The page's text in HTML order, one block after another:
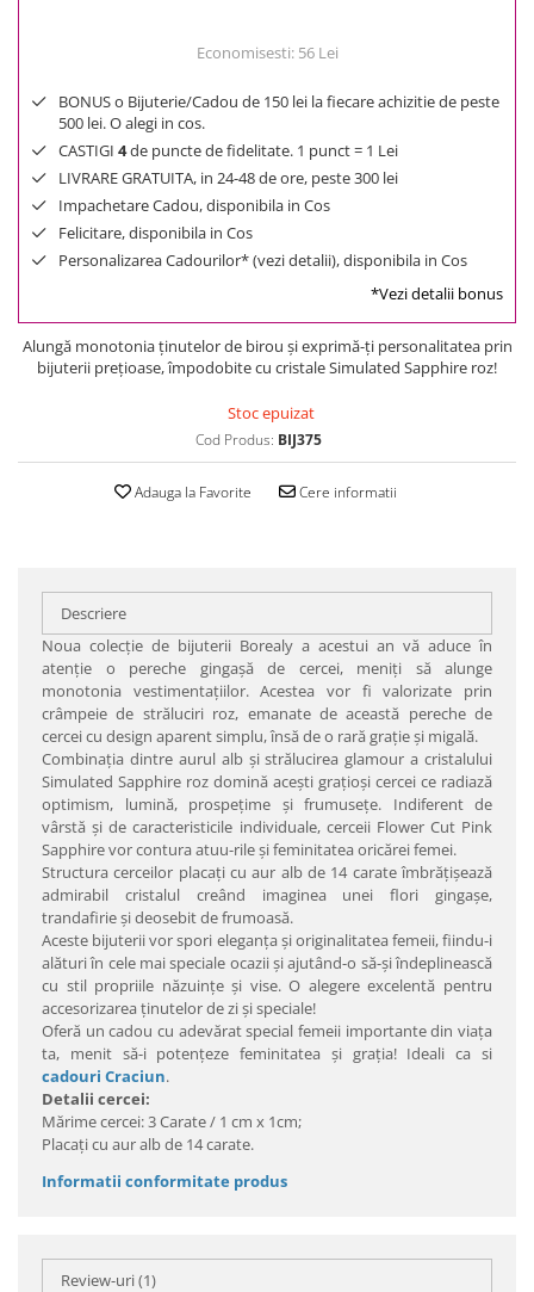
Economisesti: 56 Lei
BONUS o Bijuterie/Cadou de 150 lei la fiecare achizitie de peste
500 lei. O alegi in cos.
CASTIGI 4de puncte de fidelitate. 1 punct = 1 Lei
LIVRARE GRATUITA, in 24-48 de ore, peste 300 lei
Impachetare Cadou, disponibila in Cos
Felicitare, disponibila in Cos
Personalizarea Cadourilor* (vezi detalii), disponibila in Cos
*Vezi detalii bonus
Alungă monotonia ţinutelor de birou şi exprimă-ţi personalitatea prin
bijuterii preţioase, împodobite cu cristale Simulated Sapphire roz!
Stoc epuizat
Cod Produs: BIJ375
Adauga la Favorite Cere informatii
Descriere
Noua colecţie de bijuterii Borealy a acestui an vă aduce în
atenţie o pereche gingaşă de cercei, meniţi să alunge
monotonia vestimentaţiilor. Acestea vor fi valorizate prin
crâmpeie de străluciri roz, emanate de această pereche de
cercei cu design aparent simplu, însă de o rară graţie şi migală.
Combinaţia dintre aurul alb şi strălucirea glamour a cristalului
Simulated Sapphire roz domină aceşti graţioşi cercei ce radiază
optimism, lumină, prospeţime şi frumuseţe. Indiferent de
vârstă şi de caracteristicile individuale, cerceii Flower Cut Pink
Sapphire vor contura atuu-rile şi feminitatea oricărei femei.
Structura cerceilor placaţi cu aur alb de 14 carate îmbrăţişează
admirabil cristalul creând imaginea unei flori gingaşe,
trandafirie şi deosebit de frumoasă.
Aceste bijuterii vor spori eleganţa şi originalitatea femeii, fiindu-i
alături în cele mai speciale ocazii şi ajutând-o să-şi îndeplinească
cu stil propriile năzuinţe şi vise. O alegere excelentă pentru
accesorizarea ţinutelor de zi şi speciale!
Oferă un cadou cu adevărat special femeii importante din viaţa
ta, menit să-i potenţeze feminitatea şi graţia! Ideali ca si
cadouri Craciun.
Detalii cercei:
Mărime cercei: 3 Carate / 1 cm x 1cm;
Placaţi cu aur alb de 14 carate.
Informatii conformitate produs
Review-uri(1)